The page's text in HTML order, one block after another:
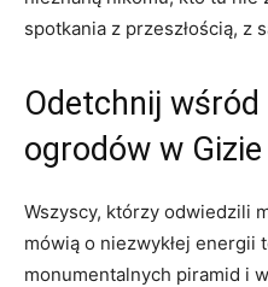
spotkania⁣ z​ przeszłością, z
Odetchnij
ogrodów⁤ w Gizie
Wszyscy,​ którzy ‌odwiedzili⁢
mówią o ‍niezwykłej energii
monumentalnych piramid ‍i